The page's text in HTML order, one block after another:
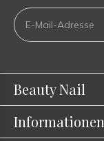
Beauty Nail
Informationen